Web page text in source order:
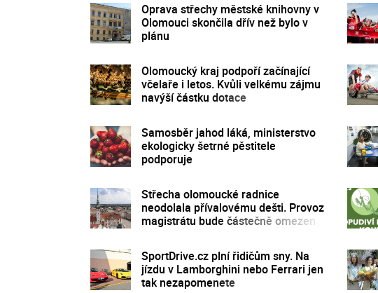
Oprava střechy městské knihovny v
Olomouci skončila dřív než bylo v
plánu
Olomoucký kraj podpoří začínající
včelaře i letos. Kvůli velkému zájmu
navýší částku dotace
Samosběr jahod láká, ministerstvo
ekologicky šetrné pěstitele
podporuje
Střecha olomoucké radnice
neodolala přívalovému dešti. Provoz
magistrátu bude částečně omezen
SportDrive.cz plní řidičům sny. Na
jízdu v Lamborghini nebo Ferrari jen
tak nezapomenete